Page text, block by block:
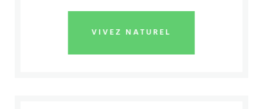
VIVEZ NATUREL